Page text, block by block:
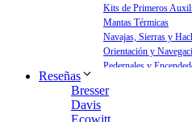
Kits de Primeros
Mantas Térmicas
Navajas, Sierras y
Orientación y
Pedernales y
Aves y Jardín
Bebederos para Aves
Reseñas
Bresser
Davis
Ecowitt